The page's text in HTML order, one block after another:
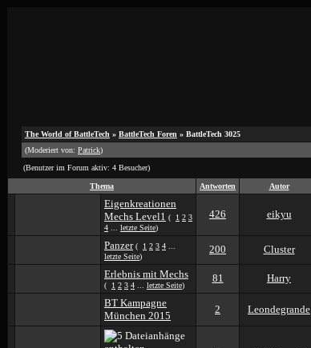
The World of BattleTech » BattleTech Foren » BattleTech 3025
(Moderiert von: Patrick)
(Benutzer im Forum aktiv: 4 Besucher)
Thema Antworten Autor
Eigenkreationen
Mechs Level1 ( 1 2 3
4
letzte Seite)
426 eikyu
Panzer( 1 2 3 4
letzte Seite)
200 Cluster
Erlebnis mit Mechs
( 1 2 3 4 letzte Seite)
81 Harry
BT Kampagne
München 2015
2 Leondegrande